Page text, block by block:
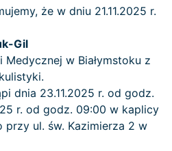
że w dniu 21.11.2025 r.
Gil
w Białymstoku z
dnia 23.11.2025 r. od godz.
r. od godz. 09:00 w kaplicy
przy ul. św. Kazimierza 2 w